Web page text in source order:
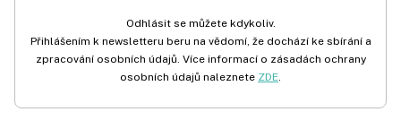
Odhlásit se můžete kdykoliv.
Přihlášením k newsletteru beru na vědomí, že dochází ke sbírání a
zpracování osobních údajů. Více informací o zásadách ochrany
osobních údajů naleznete ZDE.